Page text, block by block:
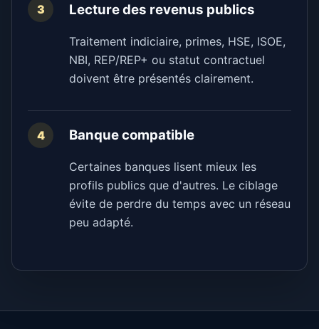
3 Lecture des revenus publics
Traitement indiciaire, primes, HSE, ISOE,
NBI, REP/REP+ ou statut contractuel
doivent être présentés clairement.
4 Banque compatible
Certaines banques lisent mieux les
profils publics que d'autres. Le ciblage
évite de perdre du temps avec un réseau
peu adapté.